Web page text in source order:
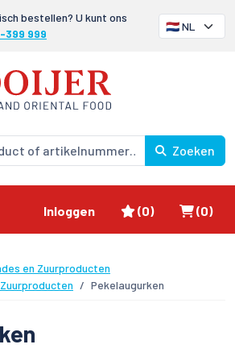
bestellen? U kunt ons
399 999
Zoeken
Inloggen Favorieten
(0) (0)
en Zuurproducten
Pekelaugurken